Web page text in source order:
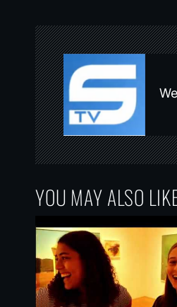
n
a
v
i
g
a
i
o
n
YOU MAY ALSO